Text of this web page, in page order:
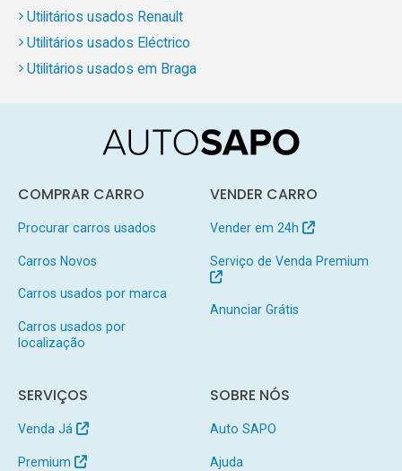
Utilitários usados Renault
Utilitários usados Eléctrico
Utilitários usados em Braga
COMPRAR CARRO
Procurar carros usados
Carros Novos
Carros usados por marca
Carros usados por
localização
VENDER CARRO
Vender em 24h
Serviço de Venda Premium
Anunciar Grátis
SERVIÇOS
Venda Já
Premium
SOBRE NÓS
Auto SAPO
Ajuda